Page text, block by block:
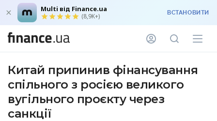
Multi від Finance.ua
(8,9K+) ВСТАНОВИТИ
Китай припинив фінансування
спільного з росією великого
вугільного проєкту через
санкції